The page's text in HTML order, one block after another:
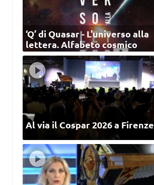
‘Q’ di Quasar - L'universo alla
lettera. Alfabeto cosmico
Al via il Cospar 2026 a Firenze